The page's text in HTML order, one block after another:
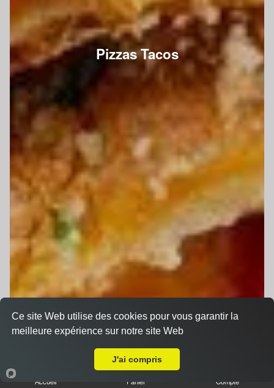
Pizzas Tacos
Accueil Panier Compte
Ce site Web utilise des cookies pour vous garantir la
meilleure expérience sur notre site Web
J'ai compris